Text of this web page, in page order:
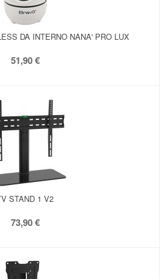
DA INTERNO NANA' PRO LUX
51,90 €
STAND 1 V2
73,90 €